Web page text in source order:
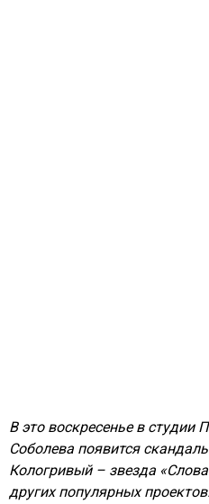
В это воскресенье в студии
Соболева появится
Кологривый – звезда
других популярных